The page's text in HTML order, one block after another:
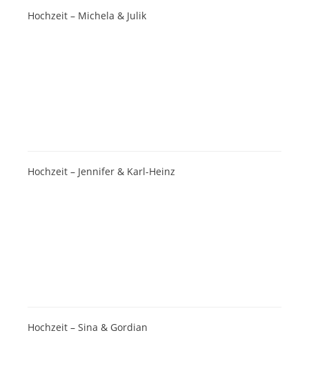
Hochzeit – Michela & Julik
Hochzeit – Jennifer & Karl-Heinz
Hochzeit – Sina & Gordian